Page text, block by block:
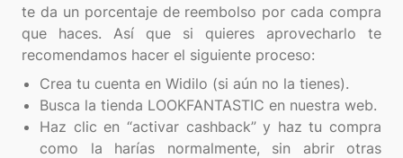
te da un porcentaje de reembolso por cada compra
que haces. Así que si quieres aprovecharlo te
Crea tu cuenta en Widilo (si aún no la tienes).
Busca la tienda LOOKFANTASTIC en nuestra web.
Haz clic en “activar cashback” y haz tu compra
como la harías normalmente, sin abrir otras